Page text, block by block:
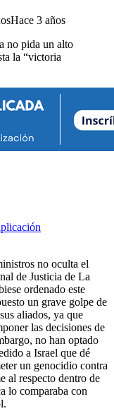
Hace 3 años
no oculta el
de Justicia de La
ordenado este
un grave golpe de
aliados, ya que
las decisiones de
no han optado
a Israel que dé
un genocidio contra
al respecto dentro de
lo comparaba con